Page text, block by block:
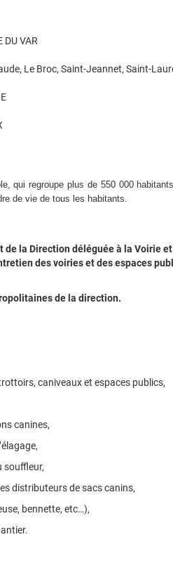
DU VAR
Le Broc, Saint-Jeannet, Saint-
qui regroupe plus de 550 000
de vie de tous les habitants.
la Direction déléguée à la Voirie
des voiries et des espaces
de la direction.
caniveaux et espaces publics,
canines,
souffleur,
distributeurs de sacs canins,
bennette, etc…),